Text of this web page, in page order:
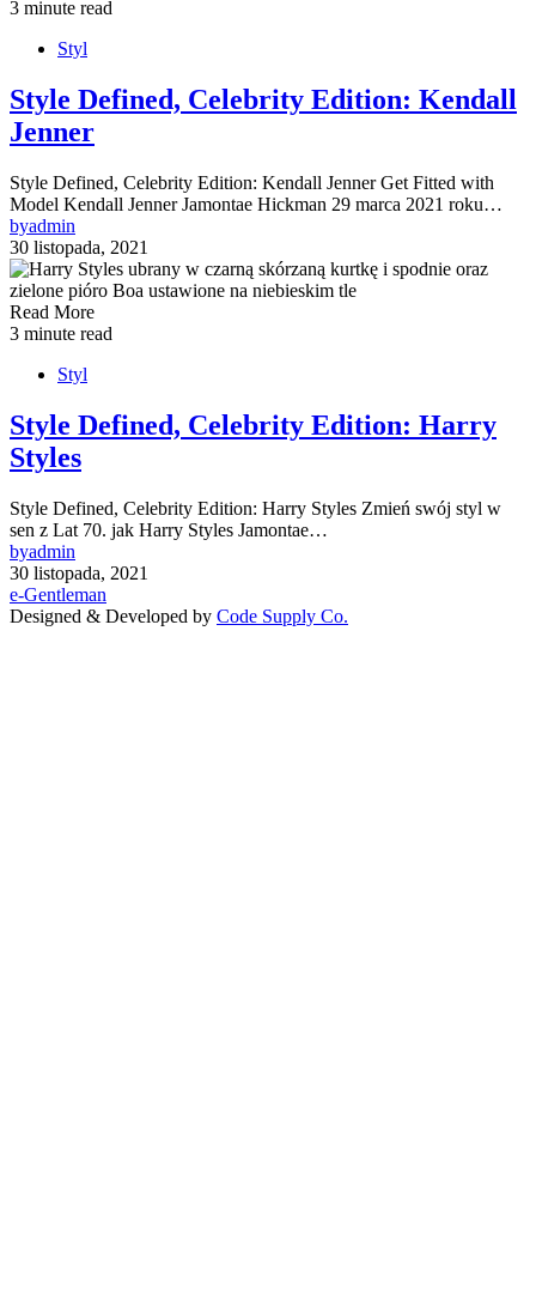
3 minute read
Styl
Style Defined, Celebrity Edition: Kendall
Jenner
Style Defined, Celebrity Edition: Kendall Jenner Get Fitted with
Model Kendall Jenner Jamontae Hickman 29 marca 2021 roku…
byadmin
30 listopada, 2021
Read More
3 minute read
Styl
Style Defined, Celebrity Edition: Harry
Styles
Style Defined, Celebrity Edition: Harry Styles Zmień swój styl w
sen z Lat 70. jak Harry Styles Jamontae…
byadmin
30 listopada, 2021
e-Gentleman
Designed & Developed by Code Supply Co.